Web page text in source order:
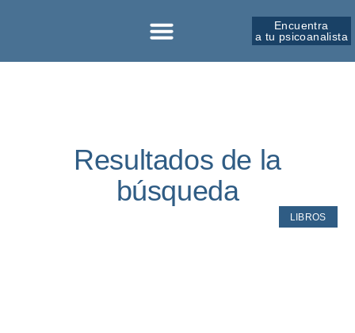
Encuentra
a tu psicoanalista
Resultados de la
búsqueda
LIBROS